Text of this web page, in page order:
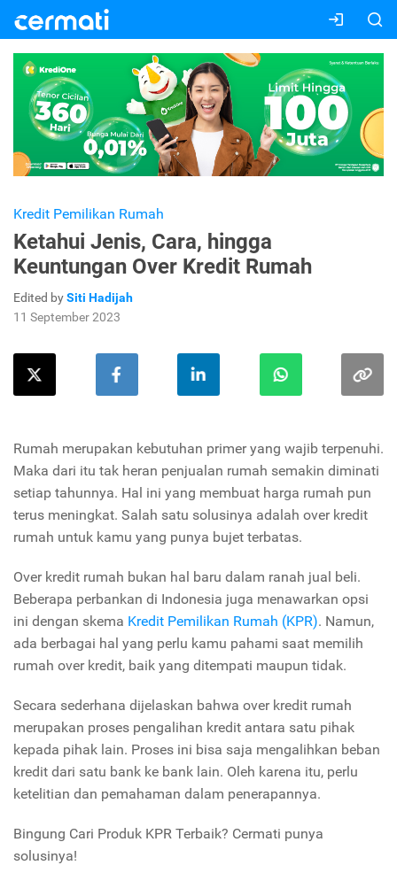
Kredit Pemilikan Rumah
Ketahui Jenis, Cara, hingga
Keuntungan Over Kredit Rumah
Edited bySiti Hadijah
11 September 2023
Rumah merupakan kebutuhan primer yang wajib terpenuhi.
Maka dari itu tak heran penjualan rumah semakin diminati
setiap tahunnya. Hal ini yang membuat harga rumah pun
terus meningkat. Salah satu solusinya adalah over kredit
rumah untuk kamu yang punya bujet terbatas.
Over kredit rumah bukan hal baru dalam ranah jual beli.
Beberapa perbankan di Indonesia juga menawarkan opsi
ini dengan skema Kredit Pemilikan Rumah (KPR). Namun,
ada berbagai hal yang perlu kamu pahami saat memilih
rumah over kredit, baik yang ditempati maupun tidak.
Secara sederhana dijelaskan bahwa over kredit rumah
merupakan proses pengalihan kredit antara satu pihak
kepada pihak lain. Proses ini bisa saja mengalihkan beban
kredit dari satu bank ke bank lain. Oleh karena itu, perlu
ketelitian dan pemahaman dalam penerapannya.
Bingung Cari Produk KPR Terbaik? Cermati punya
solusinya!